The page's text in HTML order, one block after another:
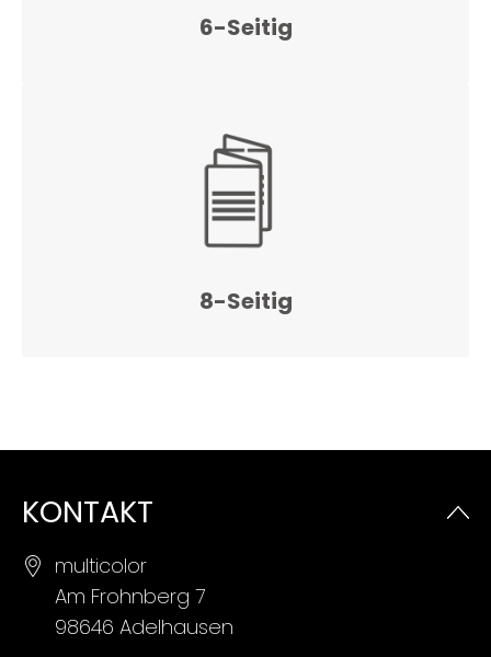
6-Seitig
8-Seitig
KONTAKT
multicolor
Am Frohnberg 7
98646 Adelhausen